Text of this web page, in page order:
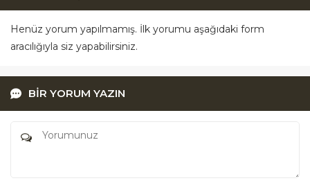
Henüz yorum yapılmamış. İlk yorumu aşağıdaki form
aracılığıyla siz yapabilirsiniz.
BİR YORUM YAZIN